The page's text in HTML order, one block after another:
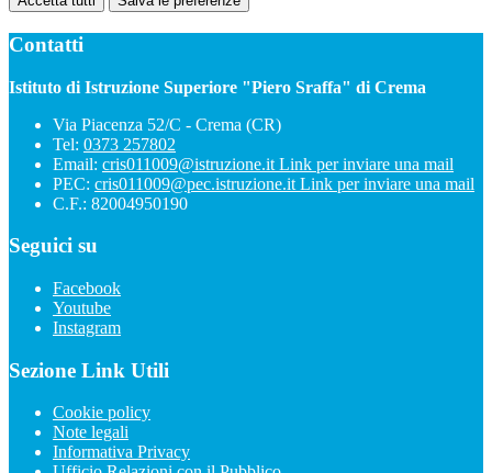
Contatti
Istituto di Istruzione Superiore "Piero Sraffa" di Crema
Via Piacenza 52/C - Crema (CR)
Tel: 0373 257802
Email: cris011009@istruzione.it Link per inviare una mail
PEC: cris011009@pec.istruzione.it Link per inviare una mail
C.F.: 82004950190
Seguici su
Facebook
Youtube
Instagram
Sezione Link Utili
Cookie policy
Note legali
Informativa Privacy